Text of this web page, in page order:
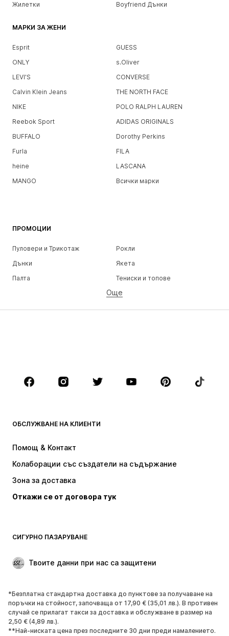
Жилетки
Boyfriend Дънки
МАРКИ ЗА ЖЕНИ
Esprit
GUESS
ONLY
s.Oliver
LEVI'S
CONVERSE
Calvin Klein Jeans
THE NORTH FACE
NIKE
POLO RALPH LAUREN
Reebok Sport
ADIDAS ORIGINALS
BUFFALO
Dorothy Perkins
Furla
FILA
heine
LASCANA
MANGO
Всички марки
ПРОМОЦИИ
Пуловери и Трикотаж
Рокли
Дънки
Якета
Палта
Тениски и топове
Бельо
Поли
Блузи и туники
Аксесоари
Premium
НОВО
Пуловери и Трикотаж
Бельо
Палта
Поли
Специални Поводи
ОБУВКИ
НОВО
Популярно
Маратонки
Боти
Още
ОБСЛУЖВАНЕ НА КЛИЕНТИ
Помощ & Контакт
Колаборации със създатели на съдържание
Зона за доставка
Откажи се от договора тук
СИГУРНО ПАЗАРУВАНЕ
Твоите данни при нас са защитени
*Безплатна стандартна доставка до пунктове за получаване на
поръчки на стойност, започваща от 17,90 € (35,01 лв.). В противен
случай се прилагат такси за доставка и обслужване в размер на
2,50 € (4,89 лв.).
**Най-ниската цена през последните 30 дни преди намалението.